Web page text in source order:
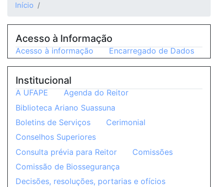
Início
Acesso à Informação
Acesso à informação Encarregado de Dados
Institucional
A UFAPE
Agenda do Reitor
Biblioteca Ariano Suassuna
Boletins de Serviços
Cerimonial
Conselhos Superiores
Consulta prévia para Reitor
Comissões
Comissão de Biossegurança
Decisões, resoluções, portarias e ofícios